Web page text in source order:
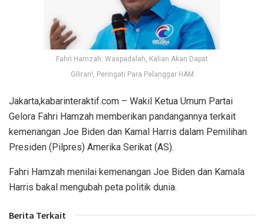
Fahri Hamzah: Waspadalah, Kalian Akan Dapat
Giliran!, Peringati Para Pelanggar HAM
Jakarta,kabarinteraktif.com – Wakil Ketua Umum Partai
Gelora Fahri Hamzah memberikan pandangannya terkait
kemenangan Joe Biden dan Kamal Harris dalam Pemilihan
Presiden (Pilpres) Amerika Serikat (AS).
Fahri Hamzah menilai kemenangan Joe Biden dan Kamala
Harris bakal mengubah peta politik dunia.
Berita Terkait